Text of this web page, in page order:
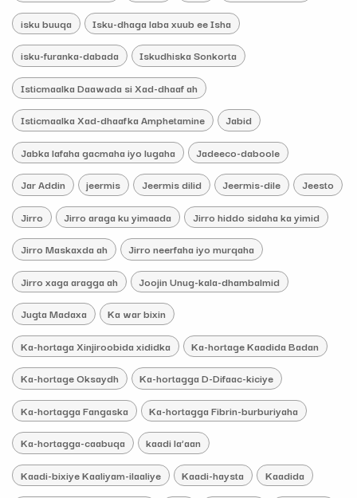
isku buuqa Isku-dhaga laba xuub ee Isha
isku-furanka-dabada Iskudhiska Sonkorta
Isticmaalka Daawada si Xad-dhaaf ah
Isticmaalka Xad-dhaafka Amphetamine Jabid
Jabka lafaha gacmaha iyo lugaha Jadeeco-daboole
Jar Addin jeermis Jeermis dilid Jeermis-dile Jeesto
Jirro Jirro araga ku yimaada Jirro hiddo sidaha ka yimid
Jirro Maskaxda ah Jirro neerfaha iyo murqaha
Jirro xaga aragga ah Joojin Unug-kala-dhambalmid
Jugta Madaxa Ka war bixin
Ka-hortaga Xinjiroobida xididka Ka-hortage Kaadida Badan
Ka-hortage Oksaydh Ka-hortagga D-Difaac-kiciye
Ka-hortagga Fangaska Ka-hortagga Fibrin-burburiyaha
Ka-hortagga-caabuqa kaadi la’aan
Kaadi-bixiye Kaaliyam-ilaaliye Kaadi-haysta Kaadida